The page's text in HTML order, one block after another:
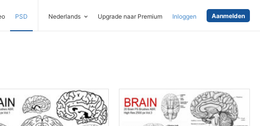
PSD Nederlands Upgrade naar Premium Inloggen Aanmelden